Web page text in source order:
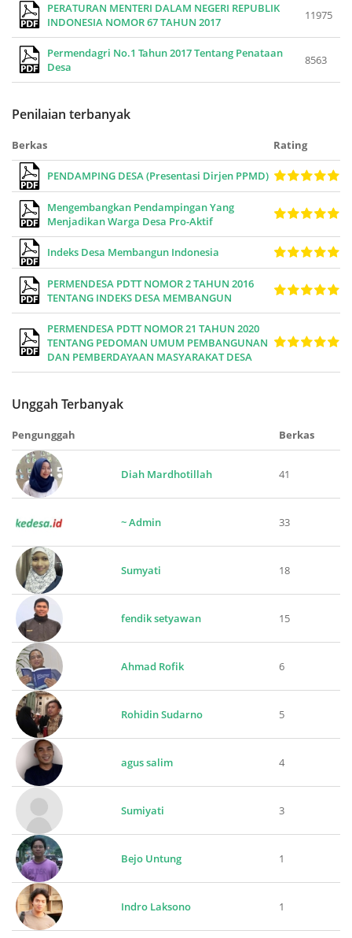
PERATURAN MENTERI DALAM NEGERI REPUBLIK
INDONESIA NOMOR 67 TAHUN 2017
11975
Permendagri No.1 Tahun 2017 Tentang Penataan
Desa
8563
Penilaian terbanyak
Berkas Rating
PENDAMPING DESA (Presentasi Dirjen PPMD)
Mengembangkan Pendampingan Yang
Menjadikan Warga Desa Pro-Aktif
Indeks Desa Membangun Indonesia
PERMENDESA PDTT NOMOR 2 TAHUN 2016
TENTANG INDEKS DESA MEMBANGUN
PERMENDESA PDTT NOMOR 21 TAHUN 2020
TENTANG PEDOMAN UMUM PEMBANGUNAN
DAN PEMBERDAYAAN MASYARAKAT DESA
Unggah Terbanyak
Pengunggah Berkas
Diah Mardhotillah 41
~ Admin 33
Sumyati 18
fendik setyawan 15
Ahmad Rofik 6
Rohidin Sudarno 5
agus salim 4
Sumiyati 3
Bejo Untung 1
Indro Laksono 1